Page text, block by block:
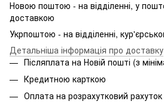
Новою поштою - на відділенні, у
доставкою
Укрпоштою - на відділенні,
Детальніша інформація про доставку
Післяплата на Новій пошті (з
Кредитною карткою
Оплата на розрахутковий